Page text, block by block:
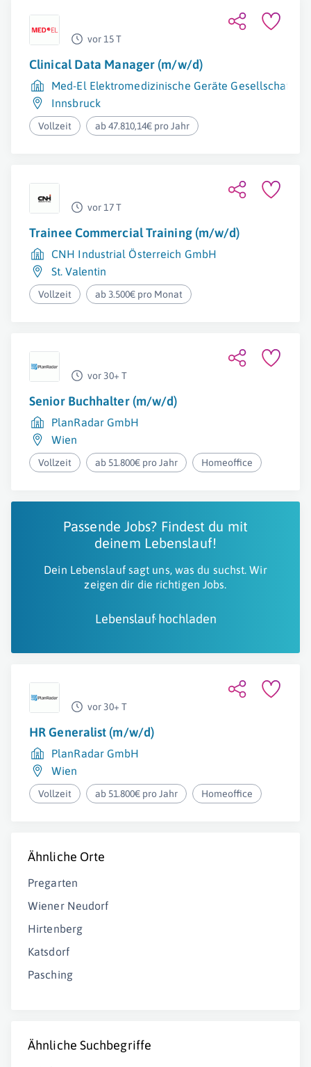
vor 15 T
Clinical Data Manager (m/w/d)
Med-El Elektromedizinische Geräte Gesellschaft
Innsbruck
Vollzeit ab 47.810,14€ pro Jahr
vor 17 T
Trainee Commercial Training (m/w/d)
CNH Industrial Österreich GmbH
St. Valentin
Vollzeit ab 3.500€ pro Monat
vor 30+ T
Senior Buchhalter (m/w/d)
PlanRadar GmbH
Wien
Vollzeit ab 51.800€ pro Jahr Homeoffice
Passende Jobs? Findest du mit
deinem Lebenslauf!
Dein Lebenslauf sagt uns, was du suchst. Wir
zeigen dir die richtigen Jobs.
Lebenslauf hochladen
vor 30+ T
HR Generalist (m/w/d)
PlanRadar GmbH
Wien
Vollzeit ab 51.800€ pro Jahr Homeoffice
Ähnliche Orte
Pregarten
Wiener Neudorf
Hirtenberg
Katsdorf
Pasching
Ähnliche Suchbegriffe